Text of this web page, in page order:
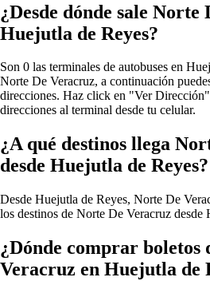
¿Desde dónde sale Norte
Huejutla de Reyes?
Son 0 las terminales de autobuses en
Norte De Veracruz, a continuación
direcciones. Haz click en "Ver
direcciones al terminal desde tu celular.
¿A qué destinos llega
desde Huejutla de Reyes?
Desde Huejutla de Reyes, Norte De
los destinos de Norte De Veracruz desde
¿Dónde comprar boletos
Veracruz en Huejutla de